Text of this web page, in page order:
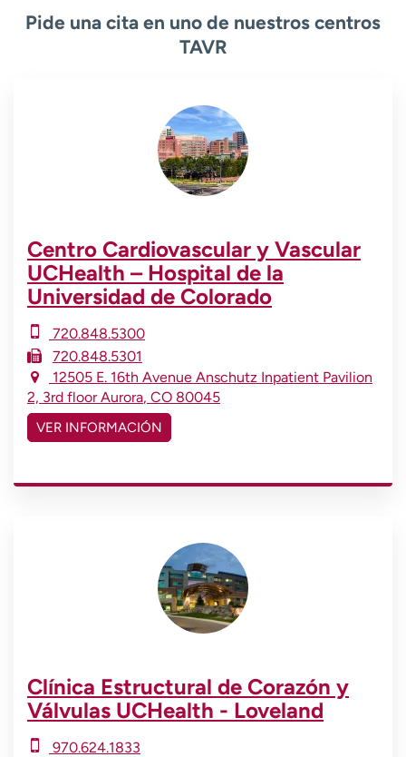
Pide una cita en uno de nuestros centros
TAVR
Centro Cardiovascular y Vascular
UCHealth – Hospital de la
Universidad de Colorado
720.848.5300
720.848.5301
12505 E. 16th Avenue Anschutz Inpatient Pavilion
2, 3rd floorAurora, CO 80045
VER INFORMACIÓN
Clínica Estructural de Corazón y
Válvulas UCHealth - Loveland
970.624.1833